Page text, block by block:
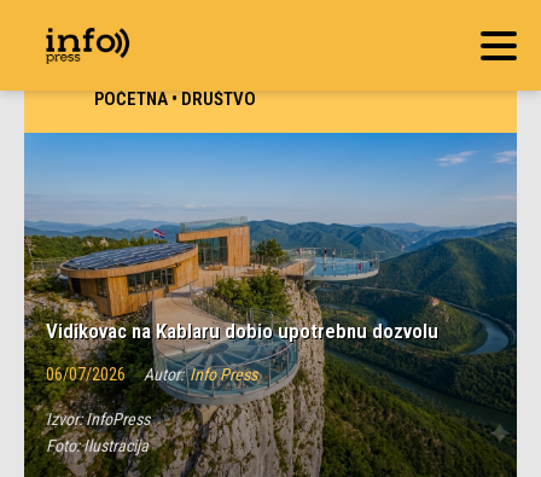
POČETNA•DRUŠTVO
Vidikovac na Kablaru dobio upotrebnu dozvolu
06/07/2026 Autor: Info Press
Izvor:InfoPress
Foto:Ilustracija